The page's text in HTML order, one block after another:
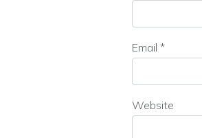
Email *
Website